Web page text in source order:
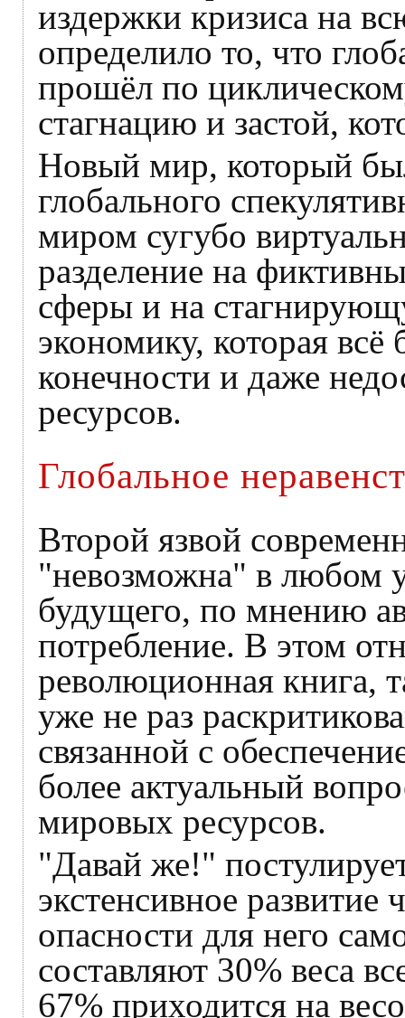
издержки кризиса на
определило то, что
прошёл по
стагнацию и застой,
Новый мир, который
глобального
миром сугубо
разделение на
сферы и на
экономику, которая
конечности и даже
ресурсов.
Глобальное
Второй язвой
"невозможна" в любом
будущего, по мнению
потребление. В этом
революционная книга,
уже не раз
связанной с
более актуальный
мировых ресурсов.
"Давай же!"
экстенсивное развитие
опасности для него
составляют 30% веса
67% приходится на